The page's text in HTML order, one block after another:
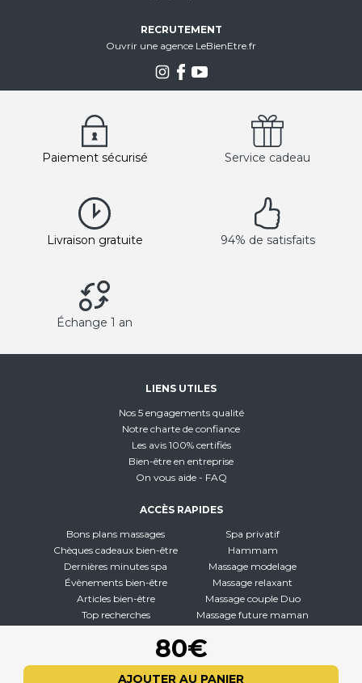
80€
AJOUTER AU PANIER
RECRUTEMENT
Ouvrir une agence LeBienEtre.fr
Paiement sécurisé Service cadeau
Livraison gratuite 94% de satisfaits
Échange 1 an
LIENS UTILES
Nos 5 engagements qualité
Notre charte de confiance
Les avis 100% certifiés
Bien-être en entreprise
On vous aide - FAQ
ACCÈS RAPIDES
Bons plans massages
Chèques cadeaux bien-être
Dernières minutes spa
Évènements bien-être
Articles bien-être
Top recherches
Spa privatif
Hammam
Massage modelage
Massage relaxant
Massage couple Duo
Massage future maman
À PROPOS